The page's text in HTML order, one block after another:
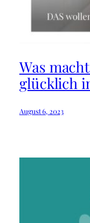
Was
glücklich
August 6, 2023